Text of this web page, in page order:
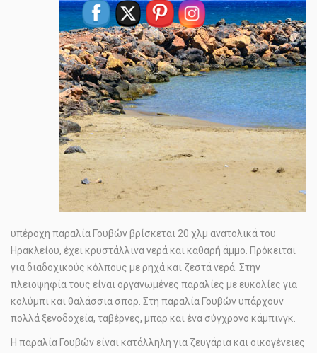
υπέροχη παραλία Γουβών βρίσκεται 20 χλμ ανατολικά του
Ηρακλείου, έχει κρυστάλλινα νερά και καθαρή άμμο. Πρόκειται
για διαδοχικούς κόλπους με ρηχά και ζεστά νερά. Στην
πλειοψηφία τους είναι οργανωμένες παραλίες με ευκολίες για
κολύμπι και θαλάσσια σπορ. Στη παραλία Γουβών υπάρχουν
πολλά ξενοδοχεία, ταβέρνες, μπαρ και ένα σύγχρονο κάμπινγκ.
Η παραλία Γουβών είναι κατάλληλη για ζευγάρια και οικογένειες